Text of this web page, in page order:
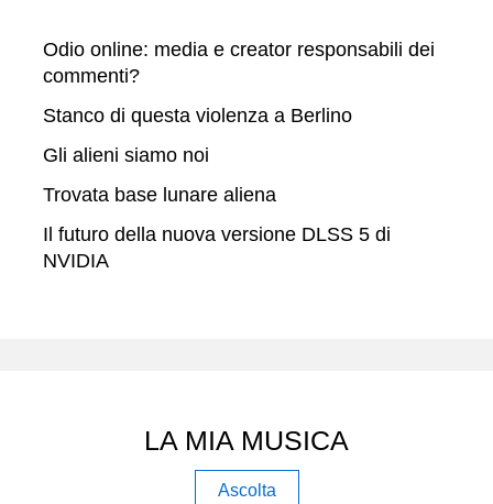
Odio online: media e creator responsabili dei
commenti?
Stanco di questa violenza a Berlino
Gli alieni siamo noi
Trovata base lunare aliena
Il futuro della nuova versione DLSS 5 di
NVIDIA
LA MIA MUSICA
Ascolta